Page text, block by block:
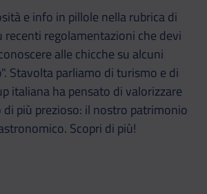
e info in pillole nella rubrica di
recenti regolamentazioni che devi
alle chicche su alcuni
Stavolta parliamo di turismo e di
italiana ha pensato di valorizzare
di più prezioso: il nostro patrimonio
Scopri di più!